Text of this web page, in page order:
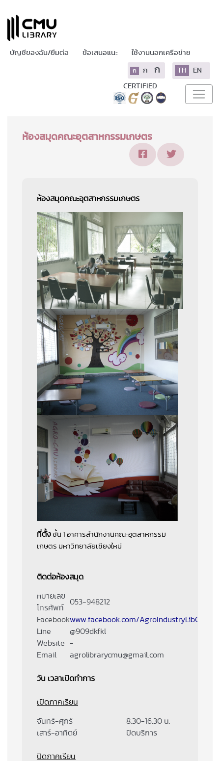
บัญชีของฉัน/ยืมต่อ ข้อเสนอแนะ ใช้งานนอกเครือข่าย
ก ก ก TH EN
CERTIFIED
ห้องสมุดคณะอุตสาหกรรมเกษตร
ห้องสมุดคณะอุตสาหกรรมเกษตร
ที่ตั้ง ชั้น 1 อาคารสำนักงานคณะอุตสาหกรรม
เกษตร มหาวิทยาลัยเชียงใหม่
ติดต่อห้องสมุด
หมายเลข
โทรศัพท์
053-948212
Facebookwww.facebook.com/AgroIndustryLibCMU
Line
@909dkfkl
Website
-
Email
agrolibrarycmu@gmail.com
วัน เวลาเปิดทำการ
เปิดภาคเรียน
จันทร์-ศุกร์
8.30-16.30 น.
เสาร์-อาทิตย์
ปิดบริการ
ปิดภาคเรียน